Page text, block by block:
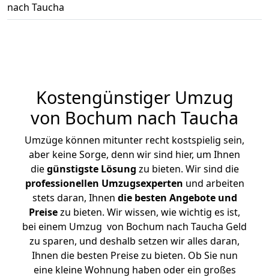
nach Taucha
Kostengünstiger Umzug
von Bochum nach Taucha
Umzüge können mitunter recht kostspielig sein,
aber keine Sorge, denn wir sind hier, um Ihnen
diegünstigste Lösung zu bieten. Wir sind die
professionellen Umzugsexperten und arbeiten
stets daran, Ihnen die besten Angebote und
Preisezu bieten. Wir wissen, wie wichtig es ist,
bei einem Umzug von Bochum nach Taucha Geld
zu sparen, und deshalb setzen wir alles daran,
Ihnen die besten Preise zu bieten. Ob Sie nun
eine kleine Wohnung haben oder ein großes